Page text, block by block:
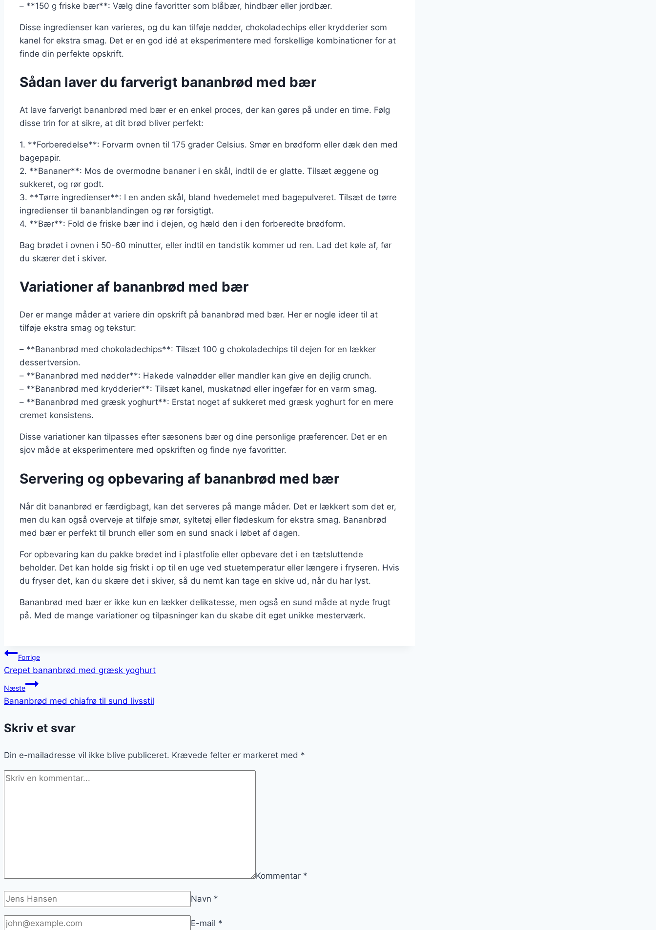
– **150 g friske bær**: Vælg dine favoritter som blåbær, hindbær eller jordbær.
Disse ingredienser kan varieres, og du kan tilføje nødder, chokoladechips eller krydderier som
kanel for ekstra smag. Det er en god idé at eksperimentere med forskellige kombinationer for at
finde din perfekte opskrift.
Sådan laver du farverigt bananbrød med bær
At lave farverigt bananbrød med bær er en enkel proces, der kan gøres på under en time. Følg
disse trin for at sikre, at dit brød bliver perfekt:
1. **Forberedelse**: Forvarm ovnen til 175 grader Celsius. Smør en brødform eller dæk den med
bagepapir.
2. **Bananer**: Mos de overmodne bananer i en skål, indtil de er glatte. Tilsæt æggene og
sukkeret, og rør godt.
3. **Tørre ingredienser**: I en anden skål, bland hvedemelet med bagepulveret. Tilsæt de tørre
ingredienser til bananblandingen og rør forsigtigt.
4. **Bær**: Fold de friske bær ind i dejen, og hæld den i den forberedte brødform.
Bag brødet i ovnen i 50-60 minutter, eller indtil en tandstik kommer ud ren. Lad det køle af, før
du skærer det i skiver.
Variationer af bananbrød med bær
Der er mange måder at variere din opskrift på bananbrød med bær. Her er nogle ideer til at
tilføje ekstra smag og tekstur:
– **Bananbrød med chokoladechips**: Tilsæt 100 g chokoladechips til dejen for en lækker
dessertversion.
– **Bananbrød med nødder**: Hakede valnødder eller mandler kan give en dejlig crunch.
– **Bananbrød med krydderier**: Tilsæt kanel, muskatnød eller ingefær for en varm smag.
– **Bananbrød med græsk yoghurt**: Erstat noget af sukkeret med græsk yoghurt for en mere
cremet konsistens.
Disse variationer kan tilpasses efter sæsonens bær og dine personlige præferencer. Det er en
sjov måde at eksperimentere med opskriften og finde nye favoritter.
Servering og opbevaring af bananbrød med bær
Når dit bananbrød er færdigbagt, kan det serveres på mange måder. Det er lækkert som det er,
men du kan også overveje at tilføje smør, syltetøj eller flødeskum for ekstra smag. Bananbrød
med bær er perfekt til brunch eller som en sund snack i løbet af dagen.
For opbevaring kan du pakke brødet ind i plastfolie eller opbevare det i en tætsluttende
beholder. Det kan holde sig friskt i op til en uge ved stuetemperatur eller længere i fryseren. Hvis
du fryser det, kan du skære det i skiver, så du nemt kan tage en skive ud, når du har lyst.
Bananbrød med bær er ikke kun en lækker delikatesse, men også en sund måde at nyde frugt
på. Med de mange variationer og tilpasninger kan du skabe dit eget unikke mesterværk.
Indlægsnavigation
Forrige
Crepet bananbrød med græsk yoghurt
Næste
Bananbrød med chiafrø til sund livsstil
Skriv et svar
Din e-mailadresse vil ikke blive publiceret. Krævede felter er markeret med *
Kommentar *
Navn *
E-mail *